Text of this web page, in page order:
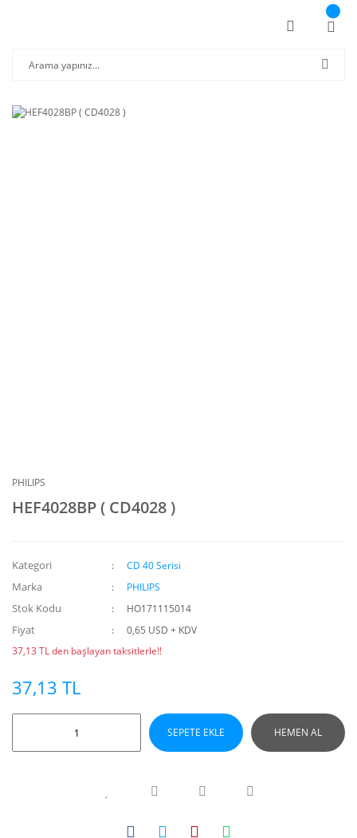
PHILIPS
HEF4028BP ( CD4028 )
Kategori CD 40 Serisi
Marka PHILIPS
Stok Kodu HO171115014
Fiyat
0,65 USD + KDV
37,13 TL den başlayan taksitlerle!!
37,13 TL
SEPETE EKLE HEMEN AL